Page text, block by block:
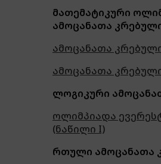
მათემატიკური
ამოცანათა
ამოცანათა
ამოცანათა
ლოგიკური
ოლიმპიადა
(ნაწილი I)
რთული ამოცანათა